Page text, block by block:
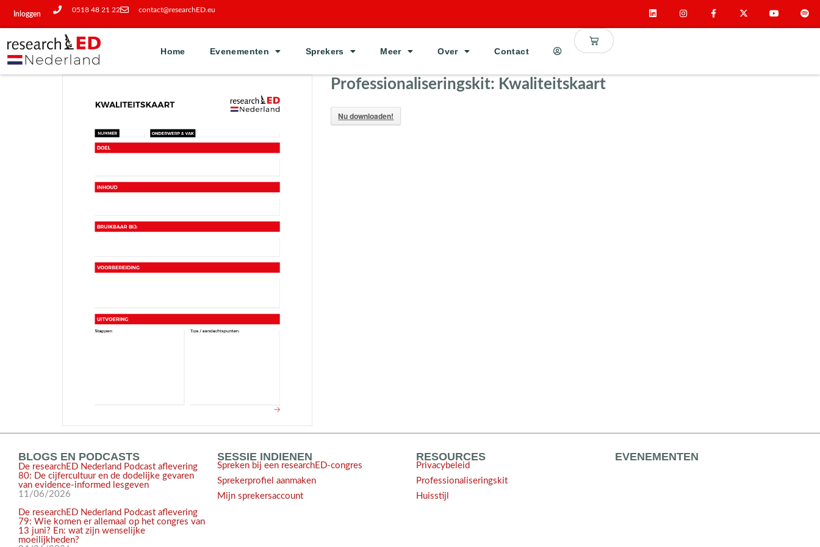
Inloggen
0518 48 21 22 contact@researchED.eu
Home Evenementen Sprekers Meer Over Contact
Professionaliseringskit: Kwaliteitskaart
Nu downloaden!
BLOGS EN PODCASTS
De researchED Nederland Podcast aflevering
80: De cijfercultuur en de dodelijke gevaren
van evidence-informed lesgeven
11/06/2026
De researchED Nederland Podcast aflevering
79: Wie komen er allemaal op het congres van
13 juni? En: wat zijn wenselijke
moeilijkheden?
SESSIE INDIENEN
Spreken bij een researchED-congres
Sprekerprofiel aanmaken
Mijn sprekersaccount
RESOURCES
Privacybeleid
Professionaliseringskit
Huisstijl
EVENEMENTEN